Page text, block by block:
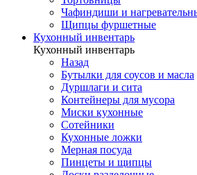
Чафиндиши и
Щипцы фуршетные
Кухонный инвентарь
Кухонный инвентарь
Назад
Бутылки для соусов и масла
Дуршлаги и сита
Контейнеры для мусора
Миски кухонные
Сотейники
Кухонные ложки
Мерная посуда
Пинцеты и щипцы